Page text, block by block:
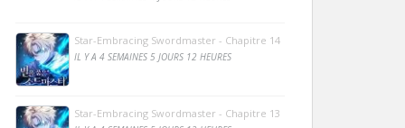
Star-Embracing Swordmaster - Chapitre 14
IL Y A 4 SEMAINES 5 JOURS 12 HEURES
Star-Embracing Swordmaster - Chapitre 13